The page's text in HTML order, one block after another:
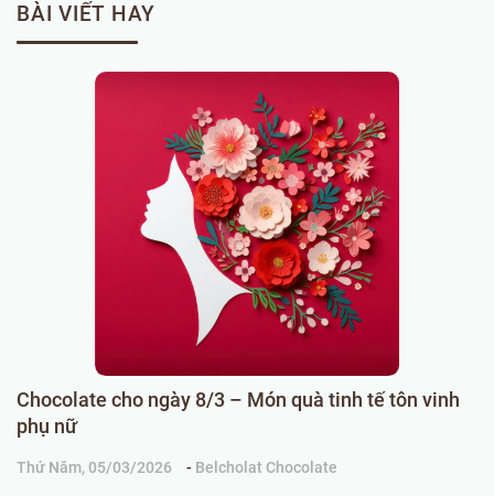
BÀI VIẾT HAY
Chocolate cho ngày 8/3 – Món quà tinh tế tôn vinh
phụ nữ
Thứ Năm, 05/03/2026 - Belcholat Chocolate